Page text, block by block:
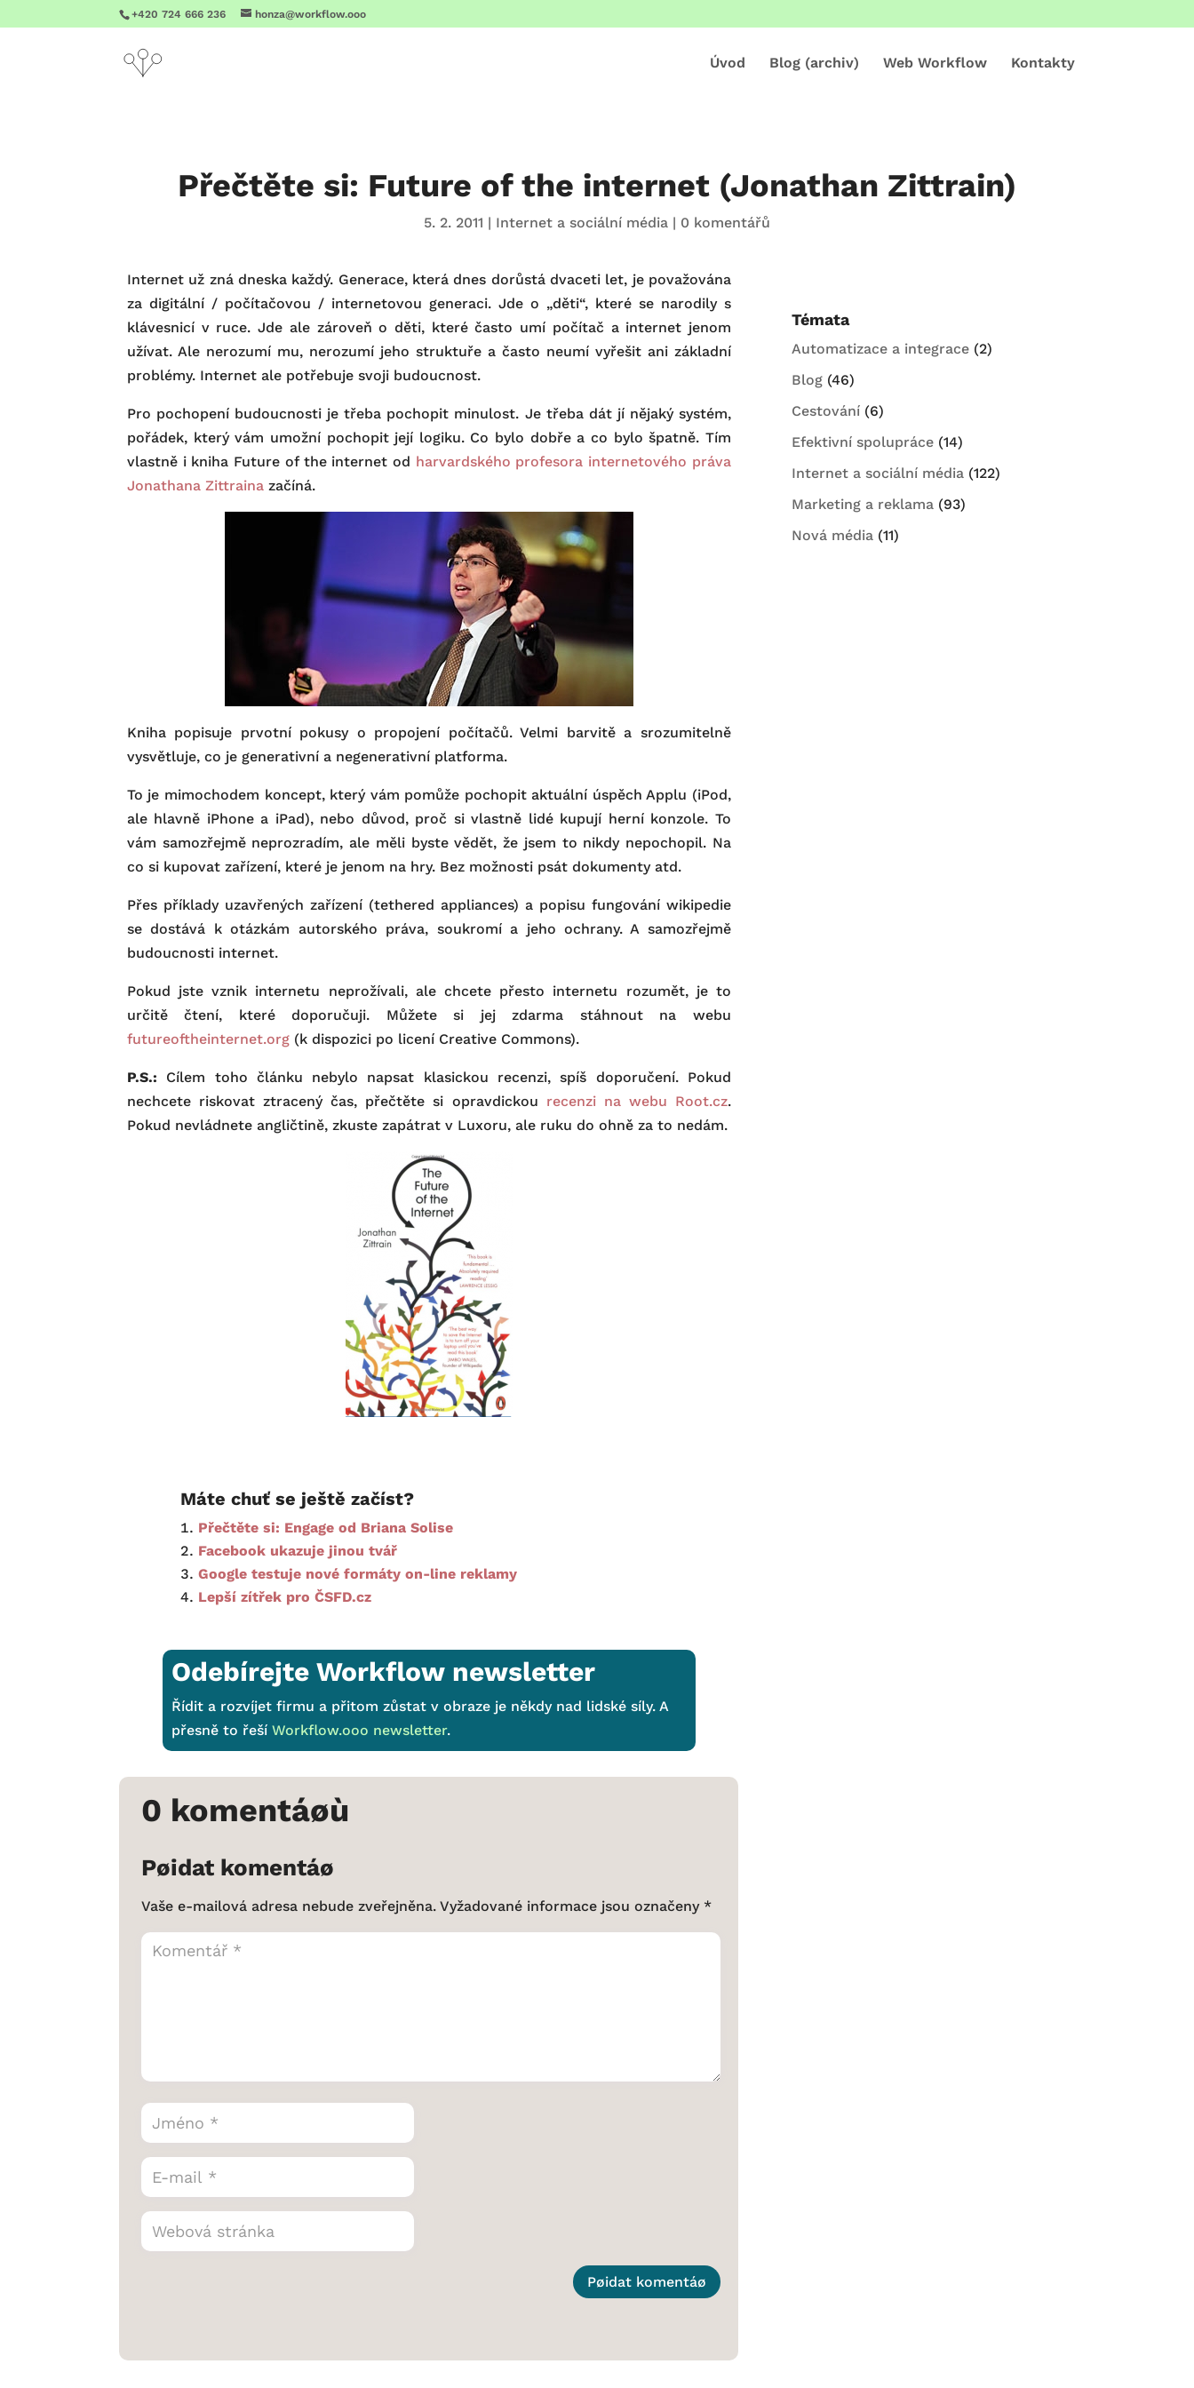
+420 724 666 236 honza@workflow.ooo
Úvod Blog (archiv) Web Workflow Kontakty
Přečtěte si: Future of the internet (Jonathan Zittrain)
5. 2. 2011 | Internet a sociální média | 0 komentářů
Internet už zná dneska každý. Generace, která dnes dorůstá dvaceti let, je považována
za digitální / počítačovou / internetovou generaci. Jde o „děti“, které se narodily s
klávesnicí v ruce. Jde ale zároveň o děti, které často umí počítač a internet jenom
užívat. Ale nerozumí mu, nerozumí jeho struktuře a často neumí vyřešit ani základní
problémy. Internet ale potřebuje svoji budoucnost.
Pro pochopení budoucnosti je třeba pochopit minulost. Je třeba dát jí nějaký systém,
pořádek, který vám umožní pochopit její logiku. Co bylo dobře a co bylo špatně. Tím
vlastně i kniha Future of the internet od harvardského profesora internetového práva
Jonathana Zittrainazačíná.
Kniha popisuje prvotní pokusy o propojení počítačů. Velmi barvitě a srozumitelně
vysvětluje, co je generativní a negenerativní platforma.
To je mimochodem koncept, který vám pomůže pochopit aktuální úspěch Applu (iPod,
ale hlavně iPhone a iPad), nebo důvod, proč si vlastně lidé kupují herní konzole. To
vám samozřejmě neprozradím, ale měli byste vědět, že jsem to nikdy nepochopil. Na
co si kupovat zařízení, které je jenom na hry. Bez možnosti psát dokumenty atd.
Přes příklady uzavřených zařízení (tethered appliances) a popisu fungování wikipedie
se dostává k otázkám autorského práva, soukromí a jeho ochrany. A samozřejmě
budoucnosti internet.
Pokud jste vznik internetu neprožívali, ale chcete přesto internetu rozumět, je to
určitě čtení, které doporučuji. Můžete si jej zdarma stáhnout na webu
futureoftheinternet.org(k dispozici po licení Creative Commons).
P.S.: Cílem toho článku nebylo napsat klasickou recenzi, spíš doporučení. Pokud
nechcete riskovat ztracený čas, přečtěte si opravdickou recenzi na webu Root.cz.
Pokud nevládnete angličtině, zkuste zapátrat v Luxoru, ale ruku do ohně za to nedám.
Máte chuť se ještě začíst?
Přečtěte si: Engage od Briana Solise
Facebook ukazuje jinou tvář
Google testuje nové formáty on-line reklamy
Lepší zítřek pro ČSFD.cz
Odebírejte Workflow newsletter
Řídit a rozvíjet firmu a přitom zůstat v obraze je někdy nad lidské síly. A
přesně to řeší Workflow.ooo newsletter.
0 komentáøù
Pøidat komentáø
Vaše e-mailová adresa nebude zveřejněna. Vyžadované informace jsou označeny *
Pøidat komentáø
Témata
Automatizace a integrace(2)
Blog(46)
Cestování(6)
Efektivní spolupráce(14)
Internet a sociální média(122)
Marketing a reklama(93)
Nová média(11)